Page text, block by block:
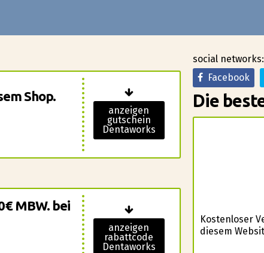
Shop.
anzeigen
gutschein
Dentaworks
MBW. bei
anzeigen
rabattcode
Dentaworks
social networks:
Facebook
Die
Kostenloser
diesem